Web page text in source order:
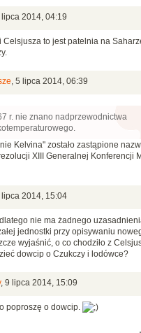
lipca 2014, 04:19
Celsjusza to jest patelnia na
, 5 lipca 2014, 06:39
r. nie znano nadprzewodnictwa
Kelvina" zostało zastąpione
XIII Generalnej Konferencji
lipca 2014, 15:04
nie ma żadnego
jednostki przy opisywaniu
wyjaśnić, o co chodziło z
dowcip o Czukczy i lodówce?
, 9 lipca 2014, 15:09
poproszę o dowcip.